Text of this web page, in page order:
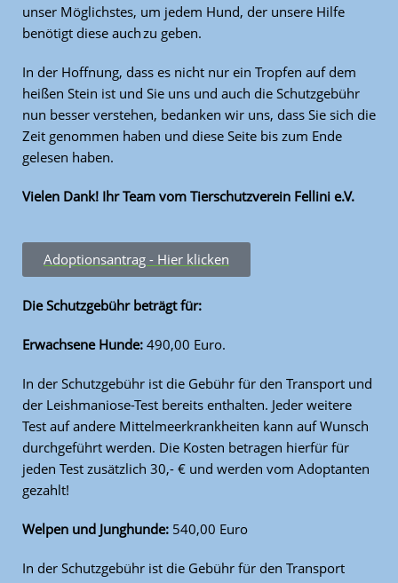
unser Möglichstes, um jedem Hund, der unsere Hilfe
benötigt diese auch zu geben.
In der Hoffnung, dass es nicht nur ein Tropfen auf dem
heißen Stein ist und Sie uns und auch die Schutzgebühr
nun besser verstehen, bedanken wir uns, dass Sie sich die
Zeit genommen haben und diese Seite bis zum Ende
gelesen haben.
Vielen Dank! Ihr Team vom Tierschutzverein Fellini e.V.
Adoptionsantrag - Hier klicken
Die Schutzgebühr beträgtfür:
Erwachsene Hunde: 490,00 Euro.
In der Schutzgebühr ist die Gebühr für den Transport und
der Leishmaniose-Test bereits enthalten. Jeder weitere
Test auf andere Mittelmeerkrankheiten kann auf Wunsch
durchgeführt werden. Die Kosten betragen hierfür für
jeden Test zusätzlich 30,- € und werden vom Adoptanten
gezahlt!
Welpen und Junghunde: 540,00 Euro
In der Schutzgebühr ist die Gebühr für den Transport